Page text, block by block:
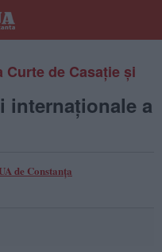
Curte de Casaţie şi
internaţionale a
de Constanţa